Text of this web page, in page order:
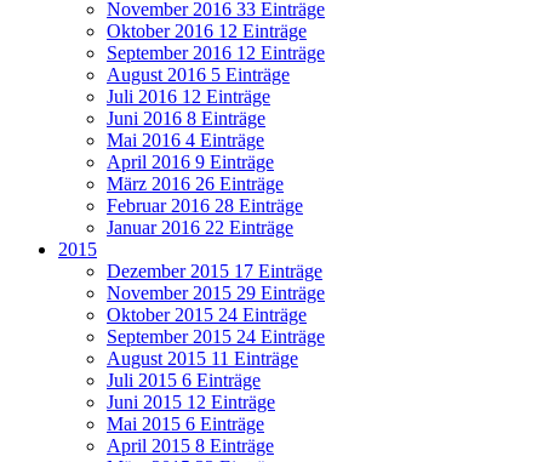
November 2016 33 Einträge
Oktober 2016 12 Einträge
September 2016 12 Einträge
August 2016 5 Einträge
Juli 2016 12 Einträge
Juni 2016 8 Einträge
Mai 2016 4 Einträge
April 2016 9 Einträge
März 2016 26 Einträge
Februar 2016 28 Einträge
Januar 2016 22 Einträge
2015
Dezember 2015 17 Einträge
November 2015 29 Einträge
Oktober 2015 24 Einträge
September 2015 24 Einträge
August 2015 11 Einträge
Juli 2015 6 Einträge
Juni 2015 12 Einträge
Mai 2015 6 Einträge
April 2015 8 Einträge